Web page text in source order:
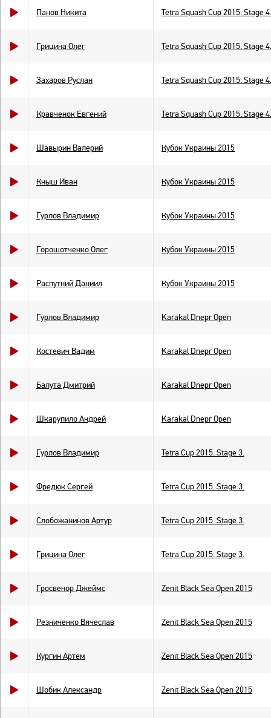
Панов Никита Tetra Squash Cup 2015. Stage 4.
Грицина Олег Tetra Squash Cup 2015. Stage 4.
Захаров Руслан Tetra Squash Cup 2015. Stage 4.
Кравченок Евгений Tetra Squash Cup 2015. Stage 4.
Шавырин Валерий Кубок Украины 2015
Кныш Иван Кубок Украины 2015
Гурлов Владимир Кубок Украины 2015
Горошотченко Олег Кубок Украины 2015
Распутний Даниил Кубок Украины 2015
Гурлов Владимир Karakal Dnepr Open
Костевич Вадим Karakal Dnepr Open
Балута Дмитрий Karakal Dnepr Open
Шкарупило Андрей Karakal Dnepr Open
Гурлов Владимир Tetra Cup 2015. Stage 3.
Фредюк Сергей Tetra Cup 2015. Stage 3.
Слобожанинов Артур Tetra Cup 2015. Stage 3.
Грицина Олег Tetra Cup 2015. Stage 3.
Гросвенор Джеймс Zenit Black Sea Open 2015
Резниченко Вячеслав Zenit Black Sea Open 2015
Кургин Артем Zenit Black Sea Open 2015
Шобик Александр Zenit Black Sea Open 2015